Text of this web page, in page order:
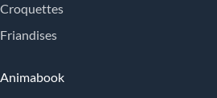
Croquettes
Friandises
Animabook